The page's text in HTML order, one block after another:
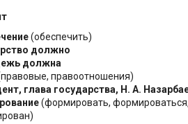
(обеспечить)
должно
должна
правоотношения)
глава государства, Н. А.
(формировать,